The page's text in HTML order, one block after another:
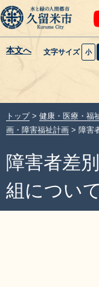
本文へ 文字サイズ 小
暮らし・届出
健康・医療・福
観光魅力・イベ
創業・産業・ビ
トップ> 健康・医療・福
画・障害福祉計画 > 障害
障害者差
組について